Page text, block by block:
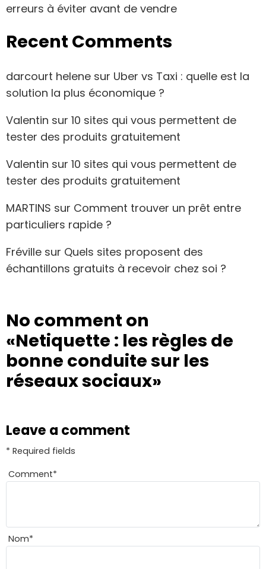
erreurs à éviter avant de vendre
Recent Comments
darcourt helene sur Uber vs Taxi : quelle est la
solution la plus économique ?
Valentin sur 10 sites qui vous permettent de
tester des produits gratuitement
Valentin sur 10 sites qui vous permettent de
tester des produits gratuitement
MARTINS sur Comment trouver un prêt entre
particuliers rapide ?
Fréville sur Quels sites proposent des
échantillons gratuits à recevoir chez soi ?
No comment on
«Netiquette : les règles de
bonne conduite sur les
réseaux sociaux»
Leave a comment
* Required fields
Comment*
Nom*